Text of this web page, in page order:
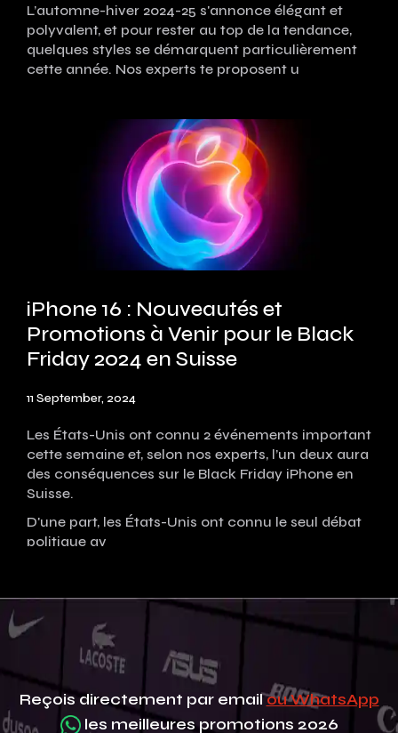
L’automne-hiver 2024-25 s'annonce élégant et
polyvalent, et pour rester au top de la tendance,
quelques styles se démarquent particulièrement
cette année. Nos experts te proposent u
iPhone 16 : Nouveautés et
Promotions à Venir pour le Black
Friday 2024 en Suisse
11 September, 2024
Les États-Unis ont connu 2 événements important
cette semaine et, selon nos experts, l’un deux aura
des conséquences sur le Black Friday iPhone en
Suisse.
D'une part, les États-Unis ont connu le seul débat
politique av
Reçois directement par emailou WhatsApp
les meilleures promotions 2026